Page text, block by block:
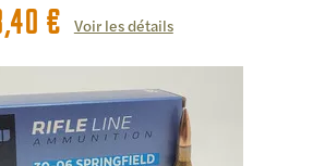
€ Voir les détails